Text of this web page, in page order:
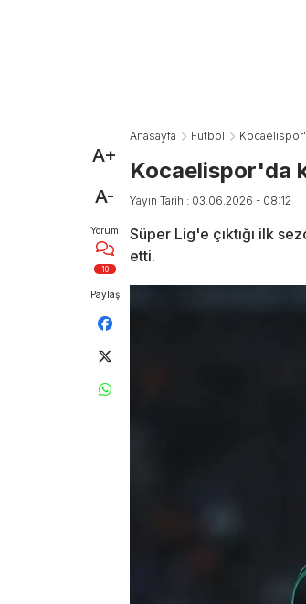
A+
A-
Yorum
10
Paylaş
Anasayfa Futbol
Kocaelispor'da
Yayın Tarihi: 03.06.2026 - 08:12
Süper Lig'e çıktığı ilk
etti.